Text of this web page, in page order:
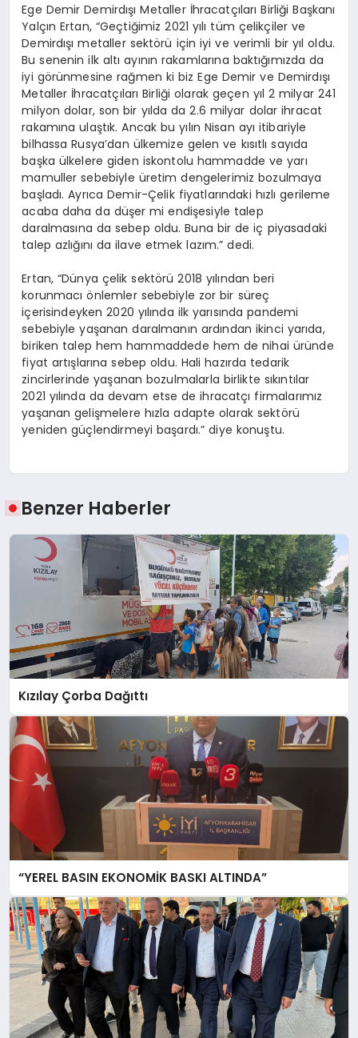
Ege Demir Demirdışı Metaller İhracatçıları Birliği Başkanı
Yalçın Ertan, “Geçtiğimiz 2021 yılı tüm çelikçiler ve
Demirdışı metaller sektörü için iyi ve verimli bir yıl oldu.
Bu senenin ilk altı ayının rakamlarına baktığımızda da
iyi görünmesine rağmen ki biz Ege Demir ve Demirdışı
Metaller İhracatçıları Birliği olarak geçen yıl 2 milyar 241
milyon dolar, son bir yılda da 2.6 milyar dolar ihracat
rakamına ulaştık. Ancak bu yılın Nisan ayı itibariyle
bilhassa Rusya’dan ülkemize gelen ve kısıtlı sayıda
başka ülkelere giden iskontolu hammadde ve yarı
mamuller sebebiyle üretim dengelerimiz bozulmaya
başladı. Ayrıca Demir-Çelik fiyatlarındaki hızlı gerileme
acaba daha da düşer mi endişesiyle talep
daralmasına da sebep oldu. Buna bir de iç piyasadaki
talep azlığını da ilave etmek lazım.” dedi.
Ertan, “Dünya çelik sektörü 2018 yılından beri
korunmacı önlemler sebebiyle zor bir süreç
içerisindeyken 2020 yılında ilk yarısında pandemi
sebebiyle yaşanan daralmanın ardından ikinci yarıda,
biriken talep hem hammaddede hem de nihai üründe
fiyat artışlarına sebep oldu. Hali hazırda tedarik
zincirlerinde yaşanan bozulmalarla birlikte sıkıntılar
2021 yılında da devam etse de ihracatçı firmalarımız
yaşanan gelişmelere hızla adapte olarak sektörü
yeniden güçlendirmeyi başardı.” diye konuştu.
Benzer Haberler
Kızılay Çorba Dağıttı
“YEREL BASIN EKONOMİK BASKI ALTINDA”